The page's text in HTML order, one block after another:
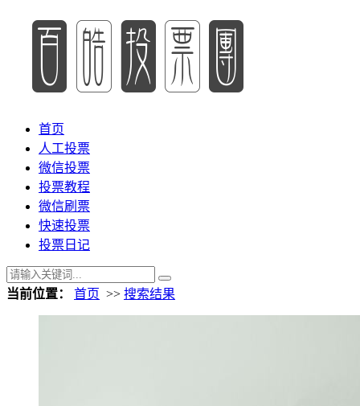
首页
人工投票
微信投票
投票教程
微信刷票
快速投票
投票日记
当前位置： 首页 >> 搜索结果